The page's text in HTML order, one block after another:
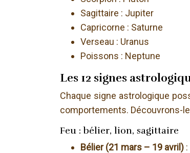
Sagittaire : Jupiter
Capricorne : Saturne
Verseau : Uranus
Poissons : Neptune
Les 12 signes
Chaque signe astrologique
comportements. Découvrons-
Feu : bélier, lion, sagittaire
Bélier (21 mars – 19 avril)